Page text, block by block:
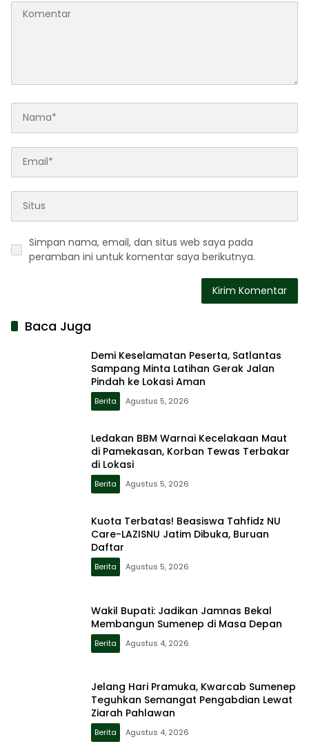
Simpan nama, email, dan situs web saya pada
peramban ini untuk komentar saya berikutnya.
Baca Juga
Demi Keselamatan Peserta, Satlantas
Sampang Minta Latihan Gerak Jalan
Pindah ke Lokasi Aman
Berita Agustus 5, 2026
Ledakan BBM Warnai Kecelakaan Maut
di Pamekasan, Korban Tewas Terbakar
di Lokasi
Berita Agustus 5, 2026
Kuota Terbatas! Beasiswa Tahfidz NU
Care-LAZISNU Jatim Dibuka, Buruan
Daftar
Berita Agustus 5, 2026
Wakil Bupati: Jadikan Jamnas Bekal
Membangun Sumenep di Masa Depan
Berita Agustus 4, 2026
Jelang Hari Pramuka, Kwarcab Sumenep
Teguhkan Semangat Pengabdian Lewat
Ziarah Pahlawan
Berita Agustus 4, 2026